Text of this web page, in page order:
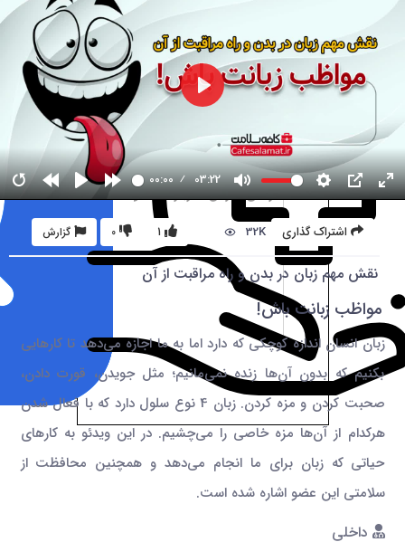
00:00 03:22
اشتراک گذاری 32K گزارش 0 1
نقش مهم زبان در بدن و راه مراقبت از آن
مواظب زبانت باش!
زبان انسان اندازه کوچکی که دارد اما به ما اجازه می‌دهد تا کارهایی
بکنیم که بدون آن‌ها زنده نمی‌مانیم؛ مثل جویدن، قورت دادن،
صحبت کردن و مزه کردن. زبان 4 نوع سلول دارد که با فعال شدن
هرکدام از آن‌ها مزه خاصی را می‌چشیم. در این ویدئو به کارهای
حیاتی که زبان برای ما انجام می‌دهد و همچنین محافظت از
سلامتی این عضو اشاره شده است.
داخلی